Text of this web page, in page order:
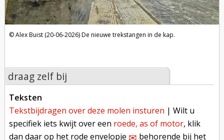
Alex Buist (20-06-2026)De nieuwe trekstangen in de kap.
draag zelf bij
teksten
tekstbijdragen over deze molen insturen | Wilt u
specifiek iets kwijt over een roede, as of motor, klik
dan daar op het rode envelopje
behorende bij het